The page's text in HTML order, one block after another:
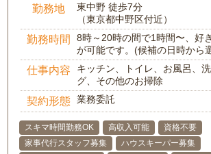
勤務地
東中野 徒歩7分
（東京都中野区付近）
勤務時間
8時～20時の間で1時間〜、好
が可能です。(候補の日時から
仕事内容
キッチン、トイレ、お風呂、
グ、その他のお掃除
契約形態 業務委託
スキマ時間勤務OK 高収入可能
資格不要
家事代行スタッフ募集
ハウスキーパー募集